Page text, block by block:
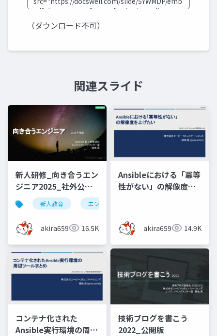
（ダウンロード不可）
関連スライド
新人研修_向き合うエン
ジニア2025_社外公開
版
新人教育 エンジニア
akira6592 16.5K
Ansibleにおける「冪等
性がない」の解像度を
akira6592 14.9K
コンテナ化された
Ansible実行環境の周辺
技術ブログを書こう
2022_公開版